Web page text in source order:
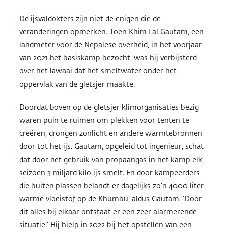
De ijsvaldokters zijn niet de enigen die de
veranderingen opmerken. Toen Khim Lal Gautam, een
landmeter voor de Nepalese overheid, in het voorjaar
van 2021 het basiskamp bezocht, was hij verbijsterd
over het lawaai dat het smeltwater onder het
oppervlak van de gletsjer maakte.
Doordat boven op de gletsjer klimorganisaties bezig
waren puin te ruimen om plekken voor tenten te
creëren, drongen zonlicht en andere warmtebronnen
door tot het ijs. Gautam, opgeleid tot ingenieur, schat
dat door het gebruik van propaangas in het kamp elk
seizoen 3 miljard kilo ijs smelt. En door kampeerders
die buiten plassen belandt er dagelijks zo’n 4000 liter
warme vloeistof op de Khumbu, aldus Gautam. ‘Door
dit alles bij elkaar ontstaat er een zeer alarmerende
situatie.’ Hij hielp in 2022 bij het opstellen van een